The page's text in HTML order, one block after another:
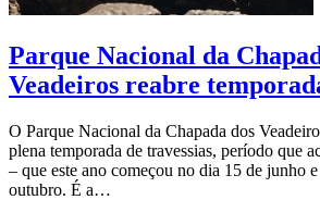
Parque Nacional da
Veadeiros reabre
O Parque Nacional da Chapada dos
plena temporada de travessias, período que
– que este ano começou no dia 15 de junho e
outubro. É a…